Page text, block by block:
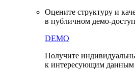
Оцените структуру и
в публичном демо-
DEMO
Получите
к интересующим данным